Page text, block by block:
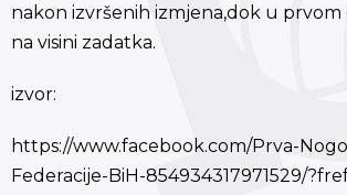
nakon izvršenih izmjena,dok u prvom
na visini zadatka.
izvor:
https://www.facebook.com/Prva-
Federacije-BiH-854934317971529/